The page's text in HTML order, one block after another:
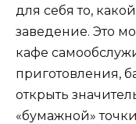
для себя то,
заведение. Это
кафе
приготовления,
открыть
«бумажной»